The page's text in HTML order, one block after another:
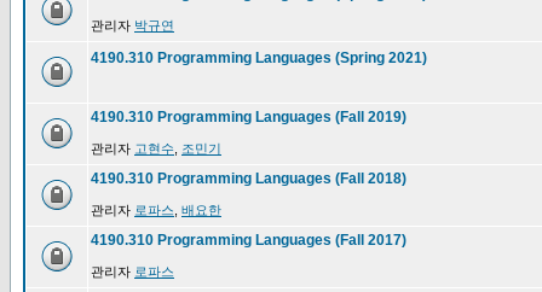
관리자 박규연
4190.310 Programming Languages (Spring 2021)
4190.310 Programming Languages (Fall 2019)
관리자 고현수 조민기
4190.310 Programming Languages (Fall 2018)
관리자 로파스 배요한
4190.310 Programming Languages (Fall 2017)
관리자 로파스